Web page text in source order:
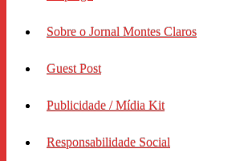
Sobre o Jornal Montes Claros
Guest Post
Publicidade / Mídia Kit
Responsabilidade Social